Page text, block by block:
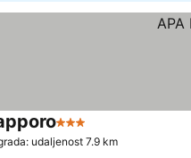
3 Zvezdice
udaljenost 7.9 km